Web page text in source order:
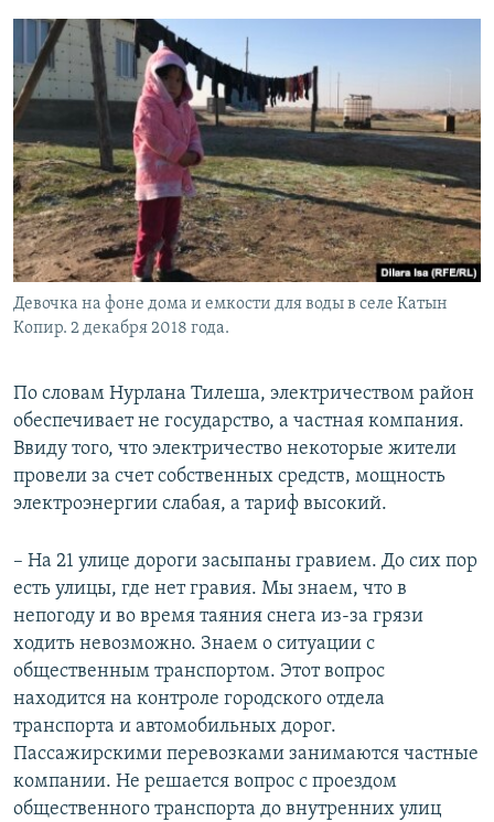
Девочка на фоне дома и емкости для воды в селе Катын
Копир. 2 декабря 2018 года.
По словам Нурлана Тилеша, электричеством район
обеспечивает не государство, а частная компания.
Ввиду того, что электричество некоторые жители
провели за счет собственных средств, мощность
электроэнергии слабая, а тариф высокий.
– На 21 улице дороги засыпаны гравием. До сих пор
есть улицы, где нет гравия. Мы знаем, что в
непогоду и во время таяния снега из-за грязи
ходить невозможно. Знаем о ситуации с
общественным транспортом. Этот вопрос
находится на контроле городского отдела
транспорта и автомобильных дорог.
Пассажирскими перевозками занимаются частные
компании. Не решается вопрос с проездом
общественного транспорта до внутренних улиц